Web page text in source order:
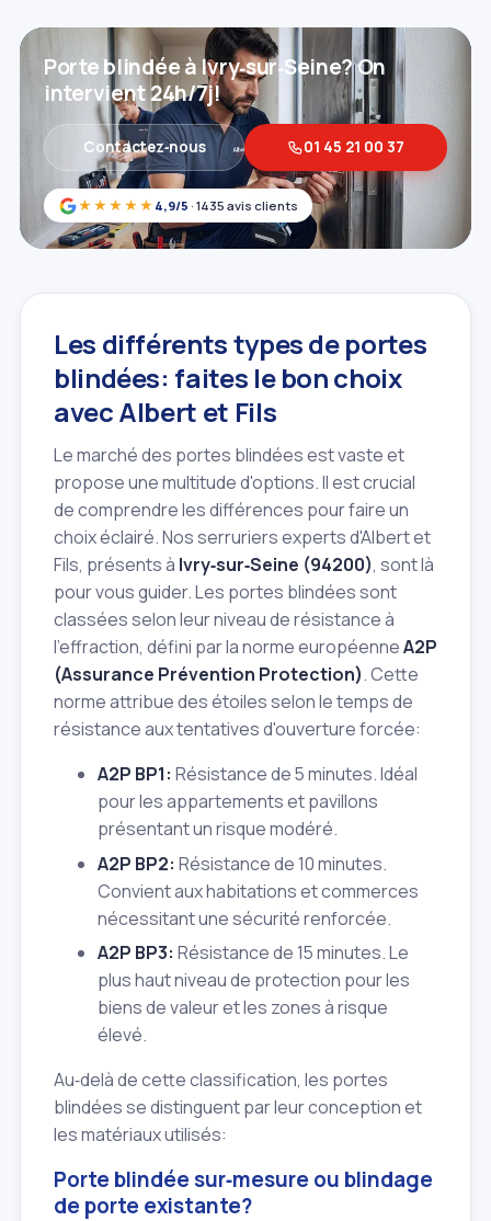
★★★★★ 4,9/5 · 1435 avis clients
Porte blindée à Ivry‑sur‑Seine? On
intervient 24h/7j!
Contactez‑nous 01 45 21 00 37
Les différents types de portes
blindées: faites le bon choix
avec Albert et Fils
Le marché des portes blindées est vaste et
propose une multitude d'options. Il est crucial
de comprendre les différences pour faire un
choix éclairé. Nos serruriers experts d'Albert et
Fils, présents à Ivry‑sur‑Seine (94200), sont là
pour vous guider. Les portes blindées sont
classées selon leur niveau de résistance à
l'effraction, défini par la norme européenneA2P
(Assurance Prévention Protection). Cette
norme attribue des étoiles selon le temps de
résistance aux tentatives d'ouverture forcée:
A2P BP1: Résistance de 5 minutes. Idéal
pour les appartements et pavillons
présentant un risque modéré.
A2P BP2: Résistance de 10 minutes.
Convient aux habitations et commerces
nécessitant une sécurité renforcée.
A2P BP3: Résistance de 15 minutes. Le
plus haut niveau de protection pour les
biens de valeur et les zones à risque
élevé.
Au‑delà de cette classification, les portes
blindées se distinguent par leur conception et
les matériaux utilisés:
Porte blindée sur‑mesure ou blindage
de porte existante?